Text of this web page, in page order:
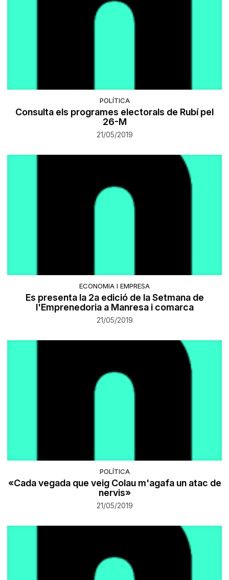
POLÍTICA
Consulta els programes electorals de Rubí pel
26-M
21/05/2019
ECONOMIA I EMPRESA
Es presenta la 2a edició de la Setmana de
l'Emprenedoria a Manresa i comarca
21/05/2019
POLÍTICA
«Cada vegada que veig Colau m'agafa un atac de
nervis»
21/05/2019